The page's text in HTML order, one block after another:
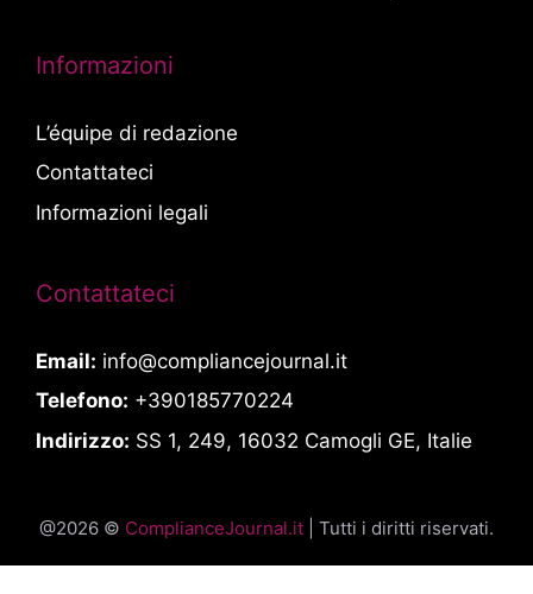
Informazioni
L’équipe di redazione
Contattateci
Informazioni legali
Contattateci
Email: info@compliancejournal.it
Telefono: +390185770224
Indirizzo: SS 1, 249, 16032 Camogli GE, Italie
@2026 © ComplianceJournal.it | Tutti i diritti riservati.